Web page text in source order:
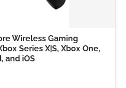
Wireless Gaming
Series X|S, Xbox One,
and iOS